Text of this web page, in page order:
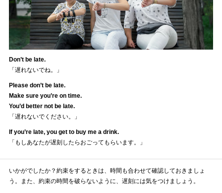
Don’t be late.
「遅れないでね。」
Please don’t be late.
Make sure you’re on time.
You’d better not be late.
「遅れないでください。」
If you’re late, you get to buy me a drink.
「もしあなたが遅刻したらおごってもらいます。」
いかがでしたか？約束をするときは、時間も合わせて確認しておきましょ
う。また、約束の時間を破らないように、遅刻には気をつけましょう。